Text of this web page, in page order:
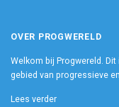
OVER PROGWERELD
Welkom bij Progwereld.
gebied van progressieve
Lees verder